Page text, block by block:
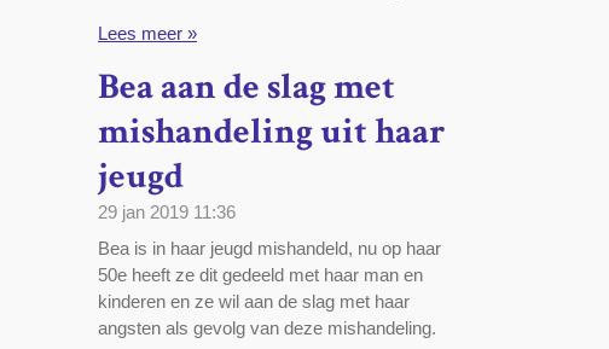
Lees meer »
Bea aan de slag met
mishandeling uit haar
jeugd
29 jan 2019 11:36
Bea is in haar jeugd mishandeld, nu op haar
50e heeft ze dit gedeeld met haar man en
kinderen en ze wil aan de slag met haar
angsten als gevolg van deze mishandeling.